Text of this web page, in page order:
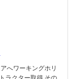
へワーキングホリ
ラクター取得 その